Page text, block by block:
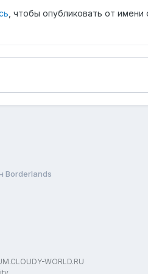
, чтобы опубликовать от имени
Borderlands
WORLD.RU